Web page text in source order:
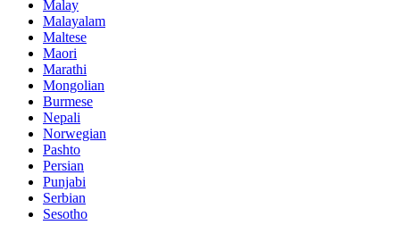
Malay
Malayalam
Maltese
Maori
Marathi
Mongolian
Burmese
Nepali
Norwegian
Pashto
Persian
Punjabi
Serbian
Sesotho